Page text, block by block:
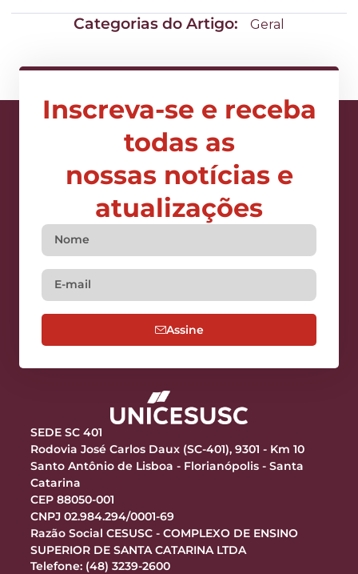
Categorias do Artigo: Geral
Inscreva-se e receba
todas as
nossas notícias e
atualizações
Assine
SEDE SC 401
Rodovia José Carlos Daux (SC-401), 9301 - Km 10
Santo Antônio de Lisboa - Florianópolis - Santa
Catarina
CEP 88050-001
CNPJ 02.984.294/0001-69
Razão Social CESUSC - COMPLEXO DE ENSINO
SUPERIOR DE SANTA CATARINA LTDA
Telefone: (48) 3239-2600